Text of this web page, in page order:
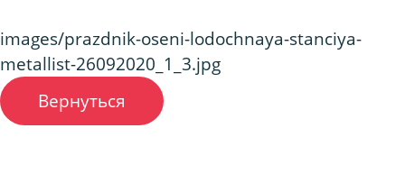
images/prazdnik-oseni-lodochnaya-stanciya-
metallist-26092020_1_3.jpg
Вернуться